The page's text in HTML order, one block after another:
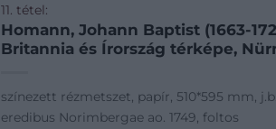
11. tétel:
Homann, Johann Baptist (1663-
Britannia és Írország térképe,
színezett rézmetszet, papír, 510*595 mm,
eredibus Norimbergae ao. 1749, foltos